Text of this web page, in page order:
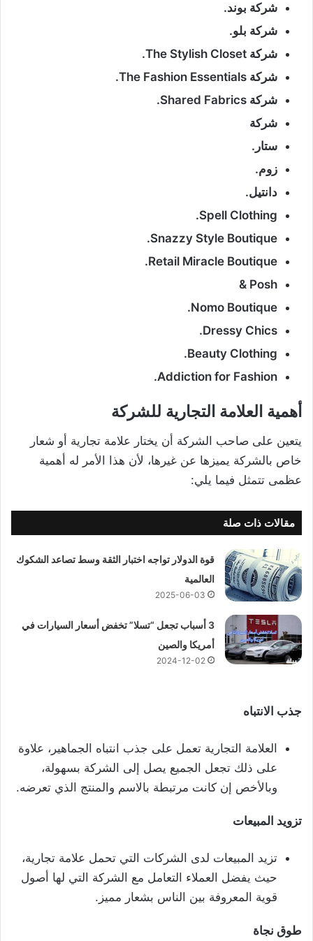
شركة بوند.
شركة بلو.
شركة The Stylish Closet.
شركة The Fashion Essentials.
شركة Shared Fabrics.
شركة
ستار.
زوم.
دانتيل.
Spell Clothing.
Snazzy Style Boutique.
Retail Miracle Boutique.
Posh &
Nomo Boutique.
Dressy Chics.
Beauty Clothing.
Addiction for Fashion.
أهمية العلامة التجارية للشركة
يتعين على صاحب الشركة أن يختار علامة تجارية أو شعار
خاص بالشركة يميزها عن غيرها، لأن هذا الأمر له أهمية
عظمى تتمثل فيما يلي:
مقالات ذات صلة
قوة الدولار تواجه اختبار الثقة وسط تصاعد الشكوك
العالمية
2025-06-03
3 أسباب تجعل “تسلا” تخفض أسعار السيارات في
أمريكا والصين
2024-12-02
جذب الانتباه
العلامة التجارية تعمل على جذب انتباه الجماهير، علاوة
على ذلك تجعل الجميع يصل إلى الشركة بسهولة،
وبالأخص إن كانت مرتبطة بالاسم والمنتج الذي تعرضه.
تزويد المبيعات
تزيد المبيعات لدى الشركات التي تحمل علامة تجارية،
حيث يفضل العملاء التعامل مع الشركة التي لها أصول
قوية المعروفة بين الناس بشعار مميز.
طوق نجاة